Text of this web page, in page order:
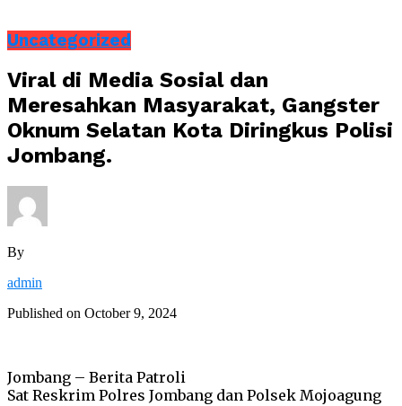
Uncategorized
Viral di Media Sosial dan
Meresahkan Masyarakat, Gangster
Oknum Selatan Kota Diringkus Polisi
Jombang.
By
admin
Published on October 9, 2024
Jombang – Berita Patroli
Sat Reskrim Polres Jombang dan Polsek Mojoagung